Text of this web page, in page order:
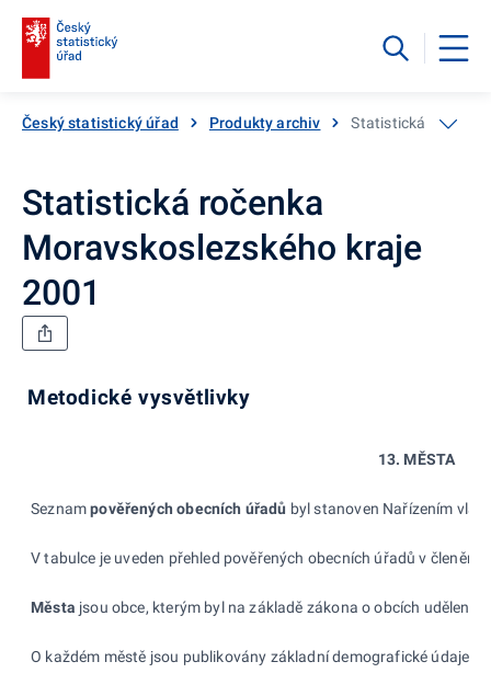
Český statistický úřad Produkty archiv Statistická ročenka
Statistická ročenka
Moravskoslezského kraje
2001
Metodické vysvětlivky
13. MĚSTA
Seznampověřených obecních úřadů byl stanoven Nařízením
V tabulce je uveden přehled pověřených obecních úřadů v
Města jsou obce, kterým byl na základě zákona o obcích udělen
O každém městě jsou publikovány základní demografické údaje